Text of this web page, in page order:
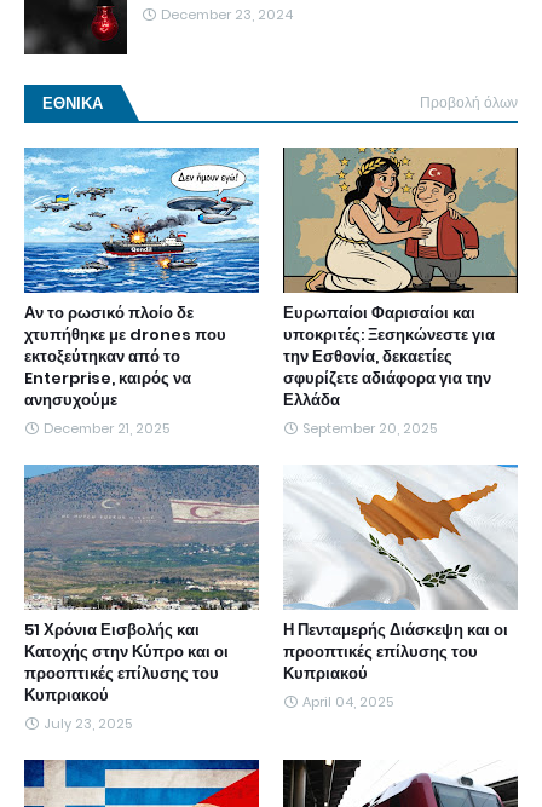
December 23, 2024
ΕΘΝΙΚΑ Προβολή όλων
Αν το ρωσικό πλοίο δε
χτυπήθηκε με drones που
εκτοξεύτηκαν από το
Enterprise, καιρός να
ανησυχούμε
December 21, 2025
Ευρωπαίοι Φαρισαίοι και
υποκριτές: Ξεσηκώνεστε για
την Εσθονία, δεκαετίες
σφυρίζετε αδιάφορα για την
Ελλάδα
September 20, 2025
51 Χρόνια Εισβολής και
Κατοχής στην Κύπρο και οι
προοπτικές επίλυσης του
Κυπριακού
July 23, 2025
Η Πενταμερής Διάσκεψη και οι
προοπτικές επίλυσης του
Κυπριακού
April 04, 2025